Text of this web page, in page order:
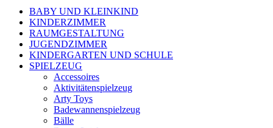
BABY UND KLEINKIND
KINDERZIMMER
RAUMGESTALTUNG
JUGENDZIMMER
KINDERGARTEN UND SCHULE
SPIELZEUG
Accessoires
Aktivitätenspielzeug
Arty Toys
Badewannenspielzeug
Bälle